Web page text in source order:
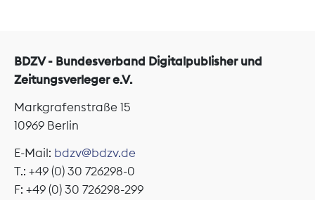
BDZV - Bundesverband Digitalpublisher und
Zeitungsverleger e.V.
Markgrafenstraße 15
10969 Berlin
E-Mail: bdzv@bdzv.de
T.: +49 (0) 30 726298-0
F: +49 (0) 30 726298-299